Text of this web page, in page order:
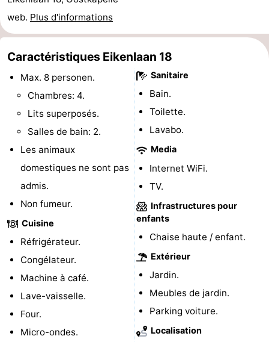
vue
Terrains
de
-
Aires
jeux
intérieures
-
Bowling
Parcours
mini-
golf
Centres
bien-
être
Villages
villes
Nature
Visites
guidées
Sports
Piscines
-
du
Randonnée
-
web. Plus d'informations
Caractéristiques Eikenlaan 18
Max. 8 personen.
Chambres: 4.
Lits superposés.
Salles de bain: 2.
Les animaux
domestiques ne sont pas
admis.
Non fumeur.
Cuisine
Réfrigérateur.
Congélateur.
Machine à café.
Lave-vaisselle.
Four.
Micro-ondes.
Sanitaire
Bain.
Toilette.
Lavabo.
Media
Internet WiFi.
TV.
Infrastructures pour
enfants
Chaise haute / enfant.
Extérieur
Jardin.
Meubles de jardin.
Parking voiture.
Localisation